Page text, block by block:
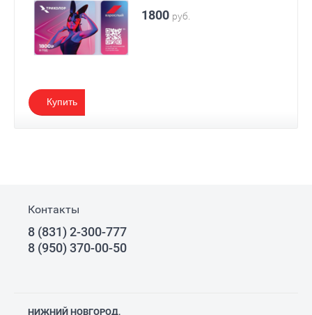
1800 руб.
Купить
Контакты
8 (831) 2-300-777
8 (950) 370-00-50
НИЖНИЙ НОВГОРОД,